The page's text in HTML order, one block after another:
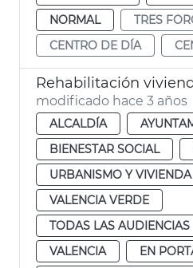
NORMAL
TRES
CENTRO DE DÍA
Rehabilitación
modificado hace 3 años
ALCALDÍA
BIENESTAR SOCIAL
URBANISMO Y VIVIENDA
VALENCIA VERDE
TODAS LAS AUDIENCIAS
VALENCIA
EN